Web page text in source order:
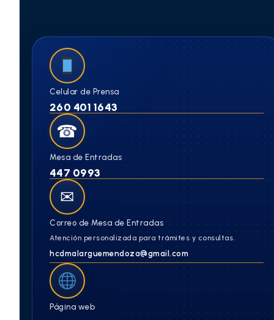
Celular de Prensa
260 401 1643
☎
Mesa de Entradas
447 0993
✉
Correo de Mesa de Entradas
Atención personalizada para trámites y consultas.
hcdmalarguemendoza@gmail.com
Página web